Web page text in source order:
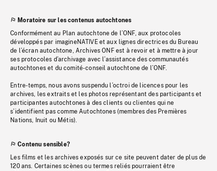
Moratoire sur les contenus autochtones
Conformément au Plan autochtone de l’ONF, aux protocoles
développés par imagineNATIVE et aux lignes directrices du Bureau
de l’écran autochtone, Archives ONF est à revoir et à mettre à jour
ses protocoles d’archivage avec l’assistance des communautés
autochtones et du comité-conseil autochtone de l’ONF.
Entre-temps, nous avons suspendu l’octroi de licences pour les
archives, les extraits et les photos représentant des participants et
participantes autochtones à des clients ou clientes qui ne
s’identifient pas comme Autochtones (membres des Premières
Nations, Inuit ou Métis).
Contenu sensible?
Les films et les archives exposés sur ce site peuvent dater de plus de
120 ans. Certaines scènes ou termes reliés pourraient être